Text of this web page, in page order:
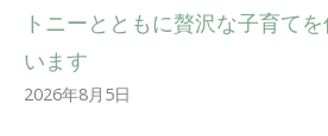
トニーとともに贅沢な子育て
います
2026年8月5日